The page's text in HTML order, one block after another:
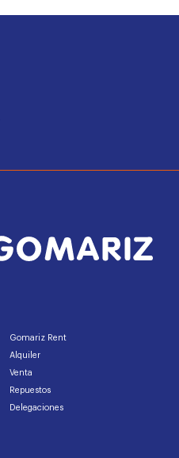
Gomariz Rent
Alquiler
Venta
Repuestos
Delegaciones